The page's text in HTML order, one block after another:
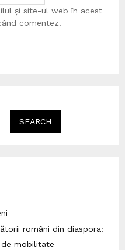
și site-ul web în acest
comentez.
SEARCH
români din diaspora:
de mobilitate